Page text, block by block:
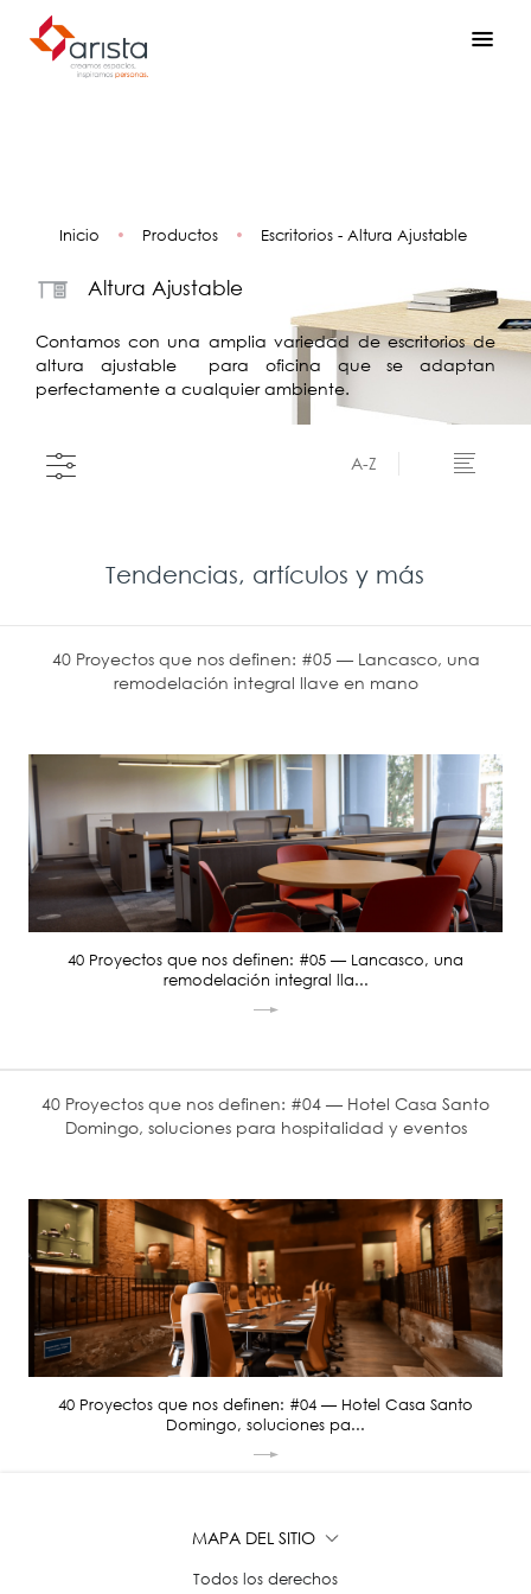
Inicio • Productos • Escritorios - Altura Ajustable
Altura Ajustable
Contamos con una amplia variedad de escritorios de
altura ajustable para oficina que se adaptan
perfectamente a cualquier ambiente.
A-Z
Tendencias, artículos y más
40 Proyectos que nos definen: #05 — Lancasco, una
remodelación integral llave en mano
40 Proyectos que nos definen: #05 — Lancasco, una
remodelación integral lla...
40 Proyectos que nos definen: #04 — Hotel Casa Santo
Domingo, soluciones para hospitalidad y eventos
40 Proyectos que nos definen: #04 — Hotel Casa Santo
Domingo, soluciones pa...
MAPA DEL SITIO
Todos los derechos